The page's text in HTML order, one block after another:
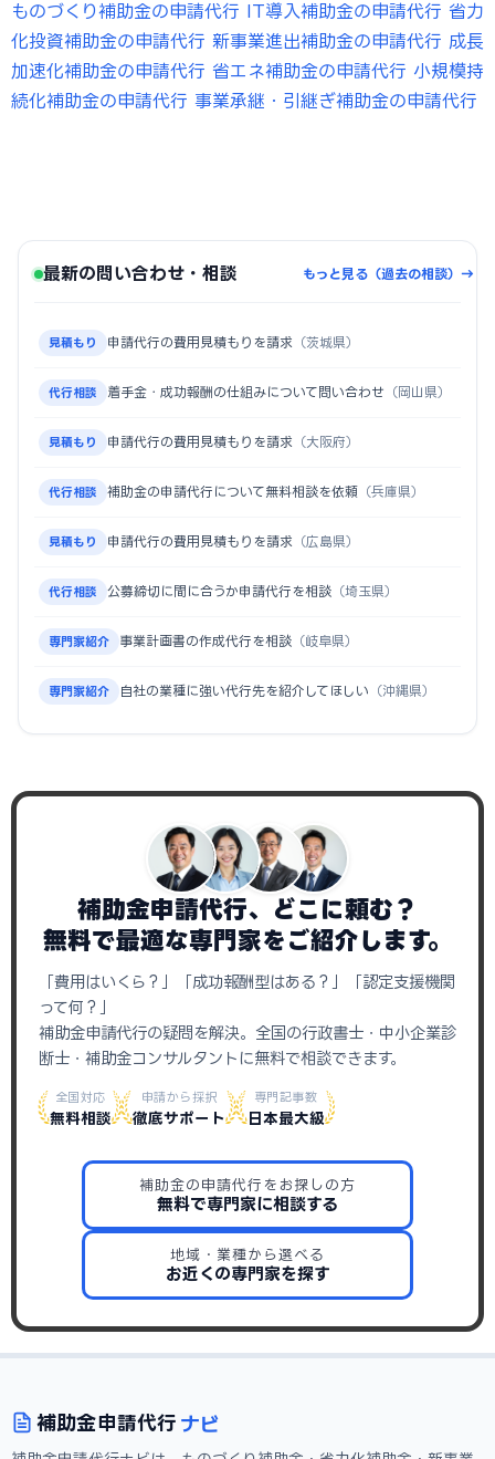
ものづくり補助金の申請代行 IT導入補助金の申請代行 省力
化投資補助金の申請代行 新事業進出補助金の申請代行 成長
加速化補助金の申請代行 省エネ補助金の申請代行 小規模持
続化補助金の申請代行 事業承継・引継ぎ補助金の申請代行
最新の問い合わせ・相談 もっと見る（過去の相談）→
見積もり 申請代行の費用見積もりを請求 （茨城県）
代行相談 着手金・成功報酬の仕組みについて問い合わせ （岡山県）
見積もり 申請代行の費用見積もりを請求 （大阪府）
代行相談 補助金の申請代行について無料相談を依頼 （兵庫県）
見積もり 申請代行の費用見積もりを請求 （広島県）
代行相談 公募締切に間に合うか申請代行を相談 （埼玉県）
専門家紹介 事業計画書の作成代行を相談 （岐阜県）
専門家紹介 自社の業種に強い代行先を紹介してほしい （沖縄県）
補助金申請代行、どこに頼む？
無料で最適な専門家をご紹介します。
「費用はいくら？」「成功報酬型はある？」「認定支援機関
って何？」
補助金申請代行の疑問を解決。全国の行政書士・中小企業診
断士・補助金コンサルタントに無料で相談できます。
全国対応
無料相談
申請から採択
徹底サポート
専門記事数
日本最大級
補助金の申請代行をお探しの方
無料で専門家に相談する
地域・業種から選べる
お近くの専門家を探す
補助金申請代行 ナビ